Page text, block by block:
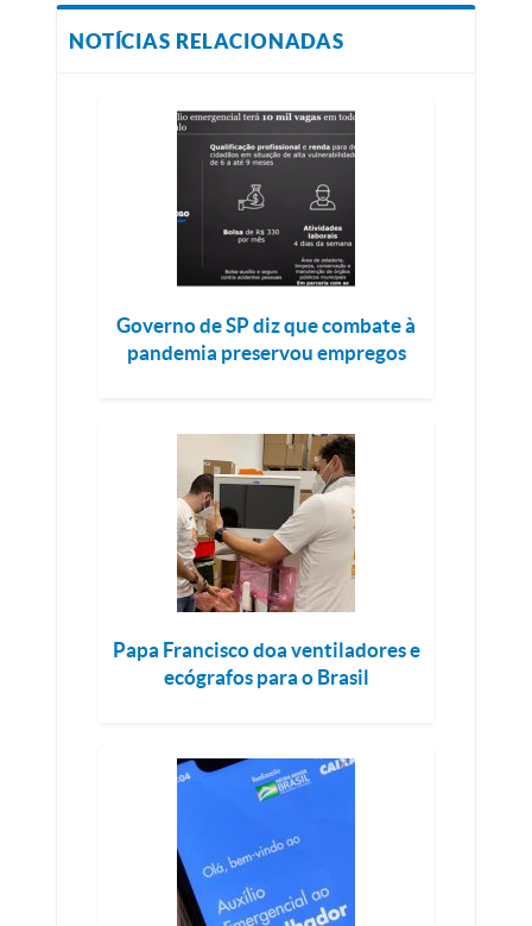
NOTÍCIAS RELACIONADAS
Governo de SP diz que combate à
pandemia preservou empregos
Papa Francisco doa ventiladores e
ecógrafos para o Brasil